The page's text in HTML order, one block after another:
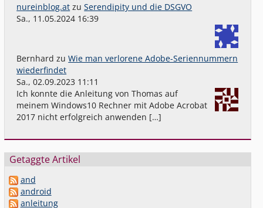
nureinblog.at zuSerendipity und die DSGVO
Sa., 11.05.2024 16:39
Bernhard zuWie man verlorene Adobe-Seriennummern
wiederfindet
Sa., 02.09.2023 11:11
Ich konnte die Anleitung von Thomas auf
meinem Windows10 Rechner mit Adobe Acrobat
2017 nicht erfolgreich anwenden […]
Getaggte Artikel
and
android
anleitung